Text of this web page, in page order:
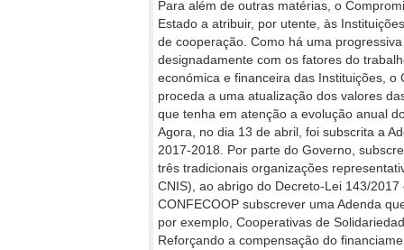
Para além de outras matérias, o
Estado a atribuir, por utente, às
de cooperação. Como há uma
designadamente com os fatores do
económica e financeira das Instituições, o
proceda a uma atualização dos valores
que tenha em atenção a evolução anual
Agora, no dia 13 de abril, foi subscrita a
2017-2018. Por parte do Governo,
três tradicionais organizações
CNIS), ao abrigo do Decreto-Lei 143/
CONFECOOP subscrever uma Adenda
por exemplo, Cooperativas de
Reforçando a compensação do